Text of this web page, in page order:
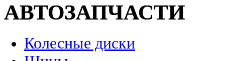
АВТОЗАПЧАСТИ
Колесные диски